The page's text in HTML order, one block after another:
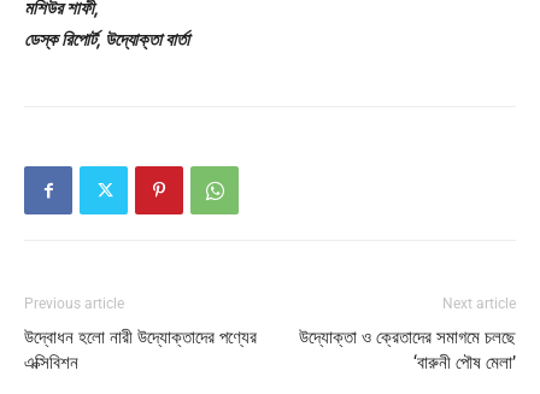
মশিউর শাফী,
ডেস্ক রিপোর্ট, উদ্যোক্তা বার্তা
Previous article
উদ্বোধন হলো নারী উদ্যোক্তাদের পণ্যের
এক্সিবিশন
Next article
উদ্যোক্তা ও ক্রেতাদের সমাগমে চলছে
‘বারুনী পৌষ মেলা’